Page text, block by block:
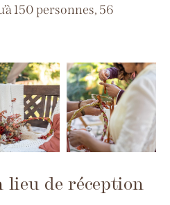
150 personnes, 56
lieu de réception